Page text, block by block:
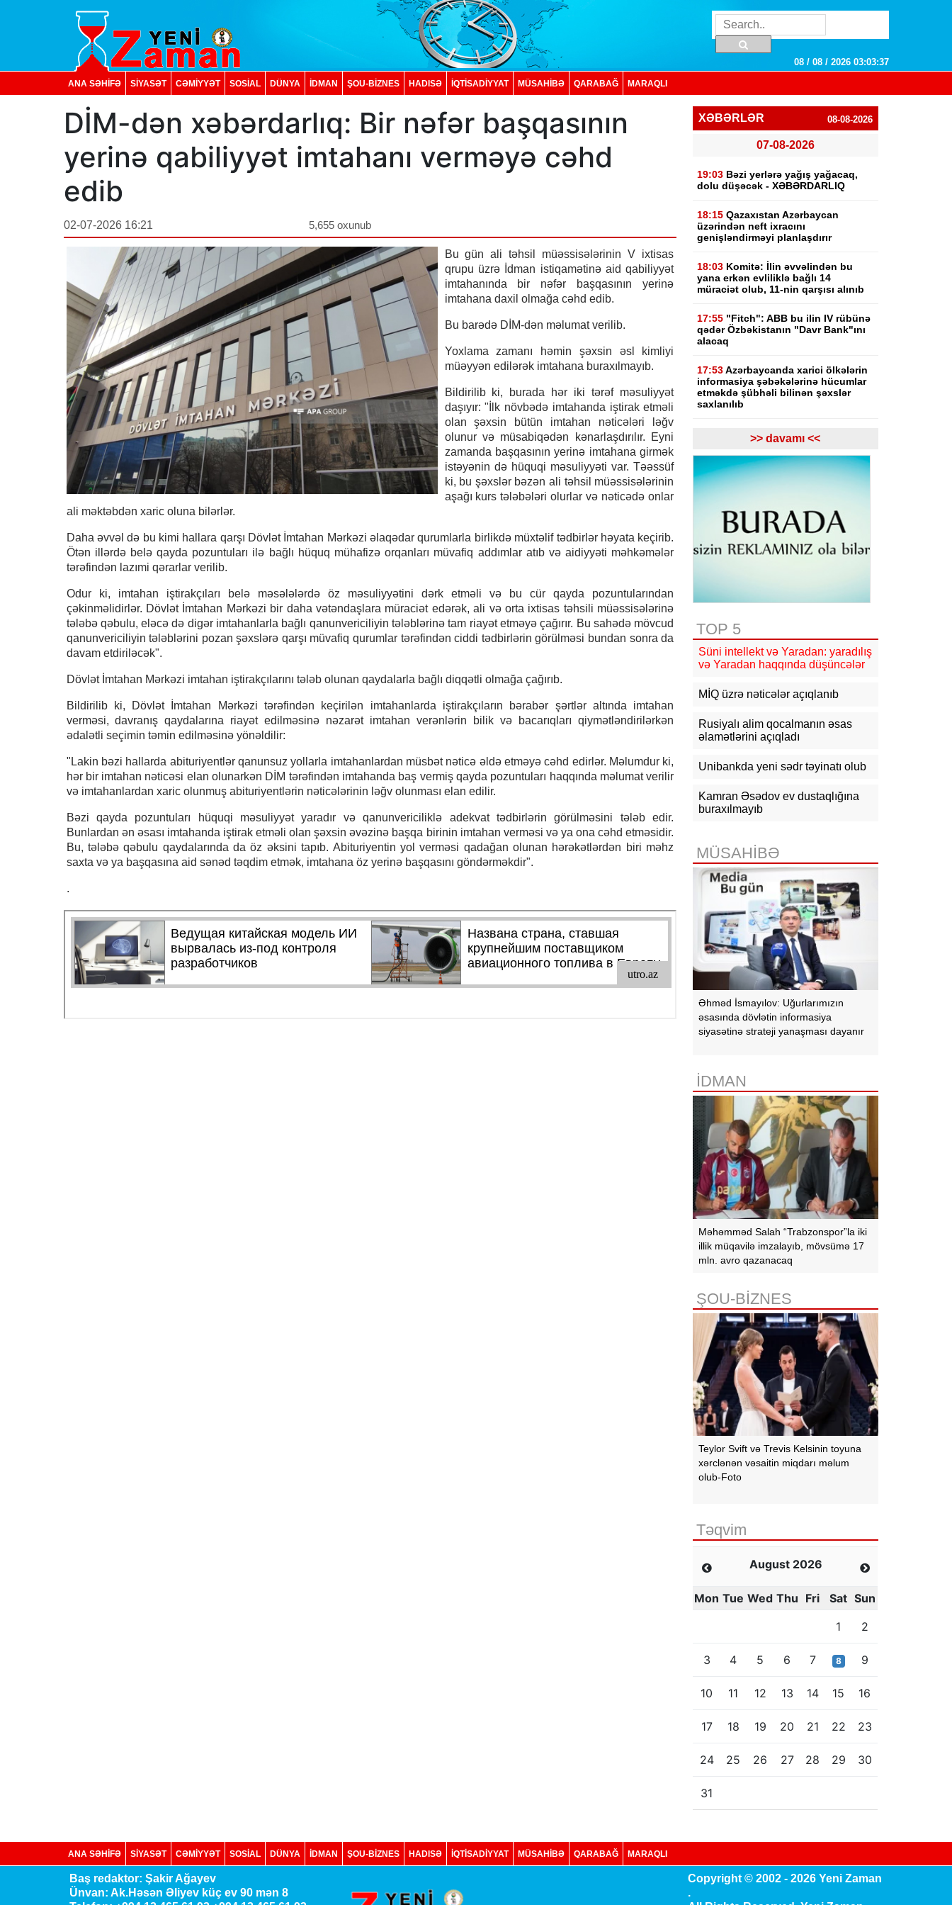
08 / 08 / 2026 03:03:38
ANA SƏHİFƏ SİYASƏT CƏMİYYƏT SOSIAL DÜNYA İDMAN ŞOU-BİZNES HADISƏ İQTISADIYYAT MÜSAHİBƏ QARABAĞ MARAQLI
DİM-dən xəbərdarlıq: Bir nəfər başqasının
yerinə qabiliyyət imtahanı verməyə cəhd
edib
02-07-2026 16:21 5,655 oxunub
Bu gün ali təhsil müəssisələrinin V ixtisas
qrupu üzrə İdman istiqamətinə aid qabiliyyət
imtahanında bir nəfər başqasının yerinə
imtahana daxil olmağa cəhd edib.
Bu barədə DİM-dən məlumat verilib.
Yoxlama zamanı həmin şəxsin əsl kimliyi
müəyyən edilərək imtahana buraxılmayıb.
Bildirilib ki, burada hər iki tərəf məsuliyyət
daşıyır: "İlk növbədə imtahanda iştirak etməli
olan şəxsin bütün imtahan nəticələri ləğv
olunur və müsabiqədən kənarlaşdırılır. Eyni
zamanda başqasının yerinə imtahana girmək
istəyənin də hüquqi məsuliyyəti var. Təəssüf
ki, bu şəxslər bəzən ali təhsil müəssisələrinin
aşağı kurs tələbələri olurlar və nəticədə onlar
ali məktəbdən xaric oluna bilərlər.
Daha əvvəl də bu kimi hallara qarşı Dövlət İmtahan Mərkəzi əlaqədar qurumlarla birlikdə müxtəlif tədbirlər həyata keçirib.
Ötən illərdə belə qayda pozuntuları ilə bağlı hüquq mühafizə orqanları müvafiq addımlar atıb və aidiyyəti məhkəmələr
tərəfindən lazımi qərarlar verilib.
Odur ki, imtahan iştirakçıları belə məsələlərdə öz məsuliyyətini dərk etməli və bu cür qayda pozuntularından
çəkinməlidirlər. Dövlət İmtahan Mərkəzi bir daha vətəndaşlara müraciət edərək, ali və orta ixtisas təhsili müəssisələrinə
tələbə qəbulu, eləcə də digər imtahanlarla bağlı qanunvericiliyin tələblərinə tam riayət etməyə çağırır. Bu sahədə mövcud
qanunvericiliyin tələblərini pozan şəxslərə qarşı müvafiq qurumlar tərəfindən ciddi tədbirlərin görülməsi bundan sonra da
davam etdiriləcək".
Dövlət İmtahan Mərkəzi imtahan iştirakçılarını tələb olunan qaydalarla bağlı diqqətli olmağa çağırıb.
Bildirilib ki, Dövlət İmtahan Mərkəzi tərəfindən keçirilən imtahanlarda iştirakçıların bərabər şərtlər altında imtahan
verməsi, davranış qaydalarına riayət edilməsinə nəzarət imtahan verənlərin bilik və bacarıqları qiymətləndirilərkən
ədalətli seçimin təmin edilməsinə yönəldilir:
"Lakin bəzi hallarda abituriyentlər qanunsuz yollarla imtahanlardan müsbət nəticə əldə etməyə cəhd edirlər. Məlumdur ki,
hər bir imtahan nəticəsi elan olunarkən DİM tərəfindən imtahanda baş vermiş qayda pozuntuları haqqında məlumat verilir
və imtahanlardan xaric olunmuş abituriyentlərin nəticələrinin ləğv olunması elan edilir.
Bəzi qayda pozuntuları hüquqi məsuliyyət yaradır və qanunvericiliklə adekvat tədbirlərin görülməsini tələb edir.
Bunlardan ən əsası imtahanda iştirak etməli olan şəxsin əvəzinə başqa birinin imtahan verməsi və ya ona cəhd etməsidir.
Bu, tələbə qəbulu qaydalarında da öz əksini tapıb. Abituriyentin yol verməsi qadağan olunan hərəkətlərdən biri məhz
saxta və ya başqasına aid sənəd təqdim etmək, imtahana öz yerinə başqasını göndərməkdir".
.
XƏBƏRLƏR 08-08-2026
07-08-2026
19:03 Bəzi yerlərə yağış yağacaq,
dolu düşəcək - XƏBƏRDARLIQ
18:15 Qazaxıstan Azərbaycan
üzərindən neft ixracını
genişləndirməyi planlaşdırır
18:03 Komitə: İlin əvvəlindən bu
yana erkən evliliklə bağlı 14
müraciət olub, 11-nin qarşısı alınıb
17:55 "Fitch": ABB bu ilin IV rübünə
qədər Özbəkistanın "Davr Bank"ını
alacaq
17:53 Azərbaycanda xarici ölkələrin
informasiya şəbəkələrinə hücumlar
etməkdə şübhəli bilinən şəxslər
saxlanılıb
Bakı və Zəngilanda yaşıllıqlar
qanunsuz kəsilib, təbiətə 83 840
manatlıq ziyan dəyib
17:09 Bakıda estetik əməliyyatdan
sonra pasiyentin ölüm faktı üzrə
17:03 Lənkəranda təqaüdçüləri
aldadan şəxs saxlanılıb
16:26 Bəzi yerlərdə külək
güclənəcək -XƏBƏRDARLIQ
16:10 Jurnalistika ixtisası üzrə
açıqlanıb
15:50 Ədliyyə naziri Lerik rayonunda
vətəndaşları qəbul edib
15:24
Bakının mərkəzində 3
obyektdə və evdə yanğın
zəhərlənib
14:50 Türkiyə, Səudiyyə Ərəbistanı
və Pakistan Məkkə Sazişini
imzalayıb: Üzvlərdən birinə hücum
hamısına hücum sayılacaq
>> davamı <<
TOP 5
Süni intellekt və Yaradan: yaradılış
və Yaradan haqqında düşüncələr
MİQ üzrə nəticələr açıqlanıb
Rusiyalı alim qocalmanın əsas
əlamətlərini açıqladı
Unibankda yeni sədr təyinatı olub
Kamran Əsədov ev dustaqlığına
buraxılmayıb
MÜSAHİBƏ
Əhməd İsmayılov: Uğurlarımızın
əsasında dövlətin informasiya
siyasətinə strateji yanaşması dayanır
İDMAN
Məhəmməd Salah “Trabzonspor”la iki
illik müqavilə imzalayıb, mövsümə 17
mln. avro qazanacaq
ŞOU-BİZNES
Teylor Svift və Trevis Kelsinin toyuna
xərclənən vəsaitin miqdarı məlum
olub-Foto
Təqvim
August 2026
Mon Tue Wed Thu Fri Sat Sun
1
2
3 4 5 6 7 8 9
10 11 12 13 14 15 16
17 18 19 20 21 22 23
24 25 26 27 28 29 30
31
ANA SƏHİFƏ SİYASƏT CƏMİYYƏT SOSIAL DÜNYA İDMAN ŞOU-BİZNES HADISƏ İQTISADIYYAT MÜSAHİBƏ QARABAĞ MARAQLI
Baş redaktor: Şakir Ağayev
Ünvan: Ak.Həsən Əliyev küç ev 90 mən 8
Copyright © 2002 - 2026 Yeni Zaman
.